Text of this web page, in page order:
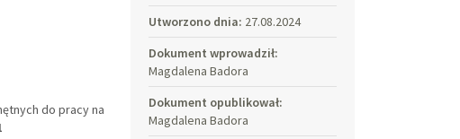
do pracy na
Utworzono dnia: 27.08.2024
Dokument wprowadził:
Magdalena Badora
Dokument opublikował:
Magdalena Badora